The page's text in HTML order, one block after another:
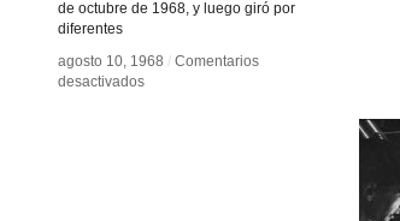
de octubre de 1968, y luego giró por
diferentes
agosto 10, 1968 / Comentarios
desactivadosen
agosto 10, 1968 / Comentarios
desactivadosen